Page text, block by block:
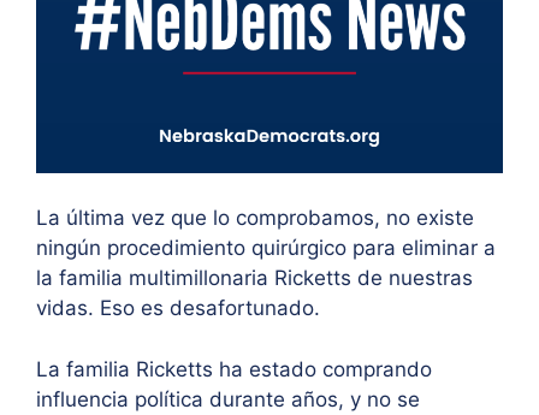
La última vez que lo comprobamos, no existe
ningún procedimiento quirúrgico para eliminar a
la familia multimillonaria Ricketts de nuestras
vidas. Eso es desafortunado.
La familia Ricketts ha estado comprando
influencia política durante años, y no se